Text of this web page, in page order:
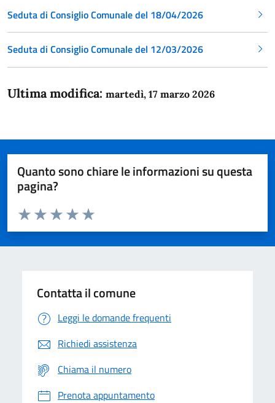
Seduta di Consiglio Comunale del 18/04/2026
Seduta di Consiglio Comunale del 12/03/2026
Ultima modifica: martedì, 17 marzo 2026
Quanto sono chiare le informazioni su questa
pagina?
Domanda
Valuta da 1 a 5 stelle la pagina
Valuta 5 stelle su 5
Valuta 4 stelle su 5
Valuta 3 stelle su 5
Valuta 2 stelle su 5
Valuta 1 stelle su 5
Contatta il comune
Leggi le domande frequenti
Richiedi assistenza
Chiama il numero
Prenota appuntamento